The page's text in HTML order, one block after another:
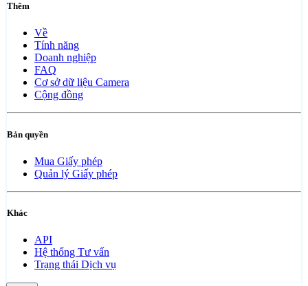
Thêm
Về
Tính năng
Doanh nghiệp
FAQ
Cơ sở dữ liệu Camera
Cộng đồng
Bản quyền
Mua Giấy phép
Quản lý Giấy phép
Khác
API
Hệ thống Tư vấn
Trạng thái Dịch vụ